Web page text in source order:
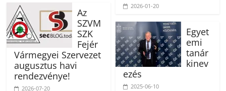
Az
SZVM
SZK
Fejér
Vármegyei Szervezet
augusztus havi
rendezvénye!
2026-07-20
2026-01-20
Egyet
emi
tanár
kinev
ezés
2025-06-10